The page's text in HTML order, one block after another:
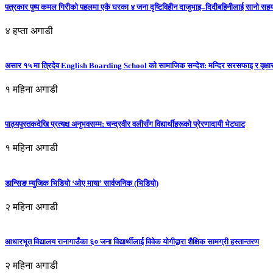
पत्रकार पुष्प कमल गिरीको पहलमा एकै घरका ४ जना दृष्टिविहीन दाजुभाइ–दिदीबहिनीलाई सानो
४ हप्ता अगाडी
असार १५ मा त्रिदेव English Boarding School को सामाजिक सन्देश: मन्दिर सरसफाइ र
१ महिना अगाडी
पाठ्यपुस्तकदेखि प्रत्यक्ष अनुभवसम्म: चन्द्रवीर वलीसँग विद्यार्थीहरूको प्रेरणादायी भेटघाट
१ महिना अगाडी
डान्सिङ म्युजिक भिडियो ‘ओए माया’ सार्वजनिक (भिडियो)
२ महिना अगाडी
आधारभूत विद्यालय रानागाउँका ६० जना विद्यार्थीलाई विवेक योगीद्वारा शैक्षिक सामग्री हस्तान्तरण
२ महिना अगाडी